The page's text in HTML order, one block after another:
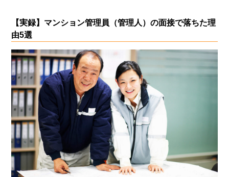
【実録】マンション管理員（管理人）の面接で落ちた理
由5選